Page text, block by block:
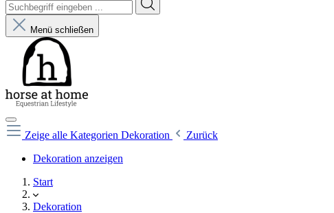
Menü schließen
Zeige alle Kategorien Dekoration
Zurück
Dekoration anzeigen
Start
Dekoration